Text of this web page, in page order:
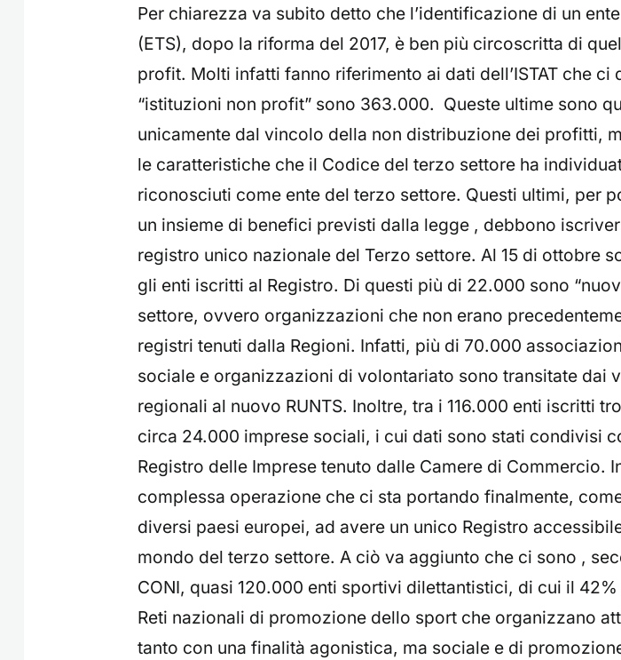
Per chiarezza va subito detto che l’identificazione di un
(ETS), dopo la riforma del 2017, è ben più circoscritta di
profit. Molti infatti fanno riferimento ai dati dell’ISTAT che ci
“istituzioni non profit” sono 363.000. Queste ultime sono
unicamente dal vincolo della non distribuzione dei profitti,
le caratteristiche che il Codice del terzo settore ha
riconosciuti come ente del terzo settore. Questi ultimi, per
un insieme di benefici previsti dalla legge , debbono
registro unico nazionale del Terzo settore. Al 15 di ottobre
gli enti iscritti al Registro. Di questi più di 22.000 sono
settore, ovvero organizzazioni che non erano
registri tenuti dalla Regioni. Infatti, più di 70.000
sociale e organizzazioni di volontariato sono transitate dai
regionali al nuovo RUNTS. Inoltre, tra i 116.000 enti iscritti
circa 24.000 imprese sociali, i cui dati sono stati condivisi
Registro delle Imprese tenuto dalle Camere di Commercio.
complessa operazione che ci sta portando finalmente,
diversi paesi europei, ad avere un unico Registro
mondo del terzo settore. A ciò va aggiunto che ci sono ,
CONI, quasi 120.000 enti sportivi dilettantistici, di cui il
Reti nazionali di promozione dello sport che organizzano
tanto con una finalità agonistica, ma sociale e di